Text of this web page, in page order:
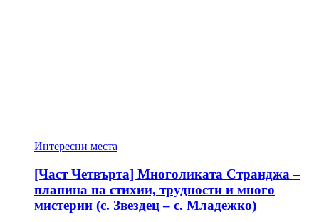
Интересни места
[Част Четвърта] Многоликата Странджа –
планина на стихии, трудности и много
мистерии (с. Звездец – с. Младежко)